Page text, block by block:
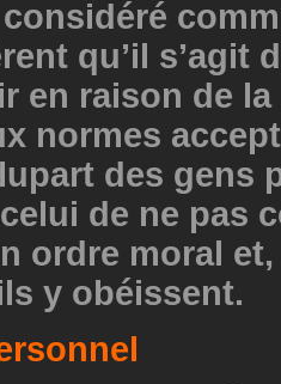
qu’il s’agit
en raison de
normes
des gens
de ne pas
ordre moral
y obéissent.